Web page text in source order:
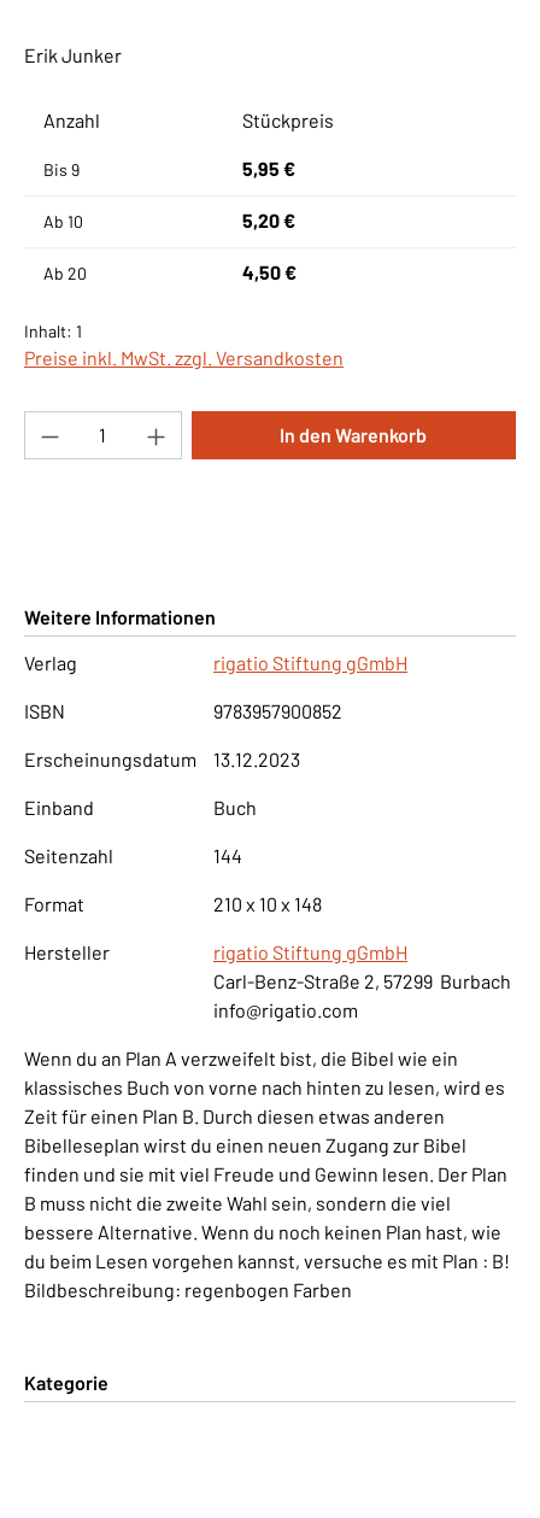
Erik Junker
Anzahl Stückpreis
Bis 9 5,95 €
Ab 10 5,20 €
Ab 20 4,50 €
Inhalt: 1
Preise inkl. MwSt. zzgl. Versandkosten
Produkt Anzahl: Gib den gewünschten
In den Warenkorb
Weitere Informationen
Verlag
rigatio Stiftung gGmbH
ISBN 9783957900852
Erscheinungsdatum 13.12.2023
Einband Buch
Seitenzahl 144
Format 210 x 10 x 148
Hersteller
rigatio Stiftung gGmbH
Carl-Benz-Straße 2, 57299 Burbach
info@rigatio.com
Wenn du an Plan A verzweifelt bist, die Bibel wie ein
klassisches Buch von vorne nach hinten zu lesen, wird es
Zeit für einen Plan B. Durch diesen etwas anderen
Bibelleseplan wirst du einen neuen Zugang zur Bibel
finden und sie mit viel Freude und Gewinn lesen. Der Plan
B muss nicht die zweite Wahl sein, sondern die viel
bessere Alternative. Wenn du noch keinen Plan hast, wie
du beim Lesen vorgehen kannst, versuche es mit Plan : B!
Bildbeschreibung: regenbogen Farben
Kategorie